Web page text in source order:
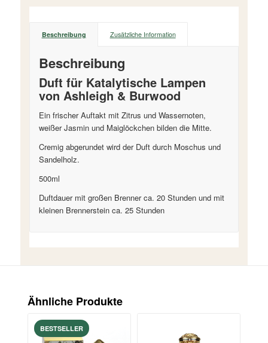
Beschreibung Zusätzliche Information
Beschreibung
Duft für Katalytische Lampen
von Ashleigh & Burwood
Ein frischer Auftakt mit Zitrus und Wassernoten,
weißer Jasmin und Maiglöckchen bilden die Mitte.
Cremig abgerundet wird der Duft durch Moschus und
Sandelholz.
500ml
Duftdauer mit großen Brenner ca. 20 Stunden und mit
kleinen Brennerstein ca. 25 Stunden
Ähnliche Produkte